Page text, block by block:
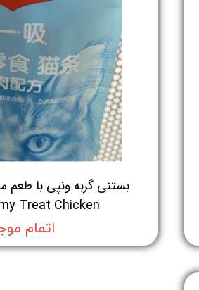
Treat Chicken
اتمام